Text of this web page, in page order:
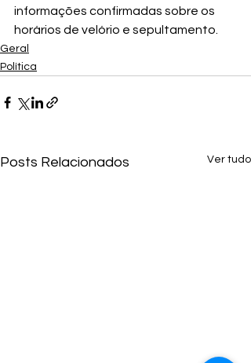
informações confirmadas sobre os
horários de velório e sepultamento.
Geral
Política
Posts Relacionados Ver tudo